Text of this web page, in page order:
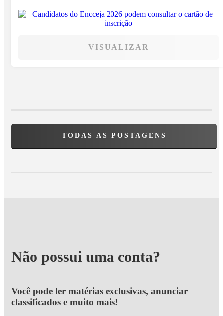
VISUALIZAR
TODAS AS POSTAGENS
Não possui uma conta?
Você pode ler matérias exclusivas, anunciar
classificados e muito mais!